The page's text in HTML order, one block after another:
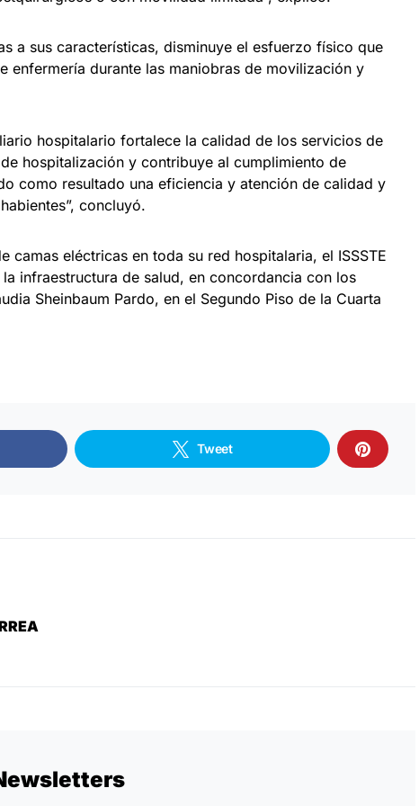
a sus características, disminuye el esfuerzo físico que
enfermería durante las maniobras de movilización y
hospitalario fortalece la calidad de los servicios de
hospitalización y contribuye al cumplimiento de
como resultado una eficiencia y atención de calidad y
concluyó.
camas eléctricas en toda su red hospitalaria, el ISSSTE
infraestructura de salud, en concordancia con los
Sheinbaum Pardo, en el Segundo Piso de la Cuarta
Tweet